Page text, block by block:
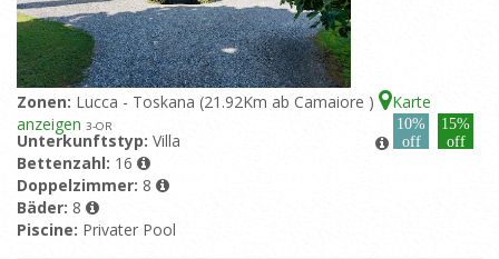
Zonen: Lucca - Toskana (21.92Km ab Camaiore )
Karte
anzeigen 3-OR
10%
off
15%
off
Unterkunftstyp: Villa
Bettenzahl: 16
Doppelzimmer: 8
Bäder: 8
Piscine: Privater Pool